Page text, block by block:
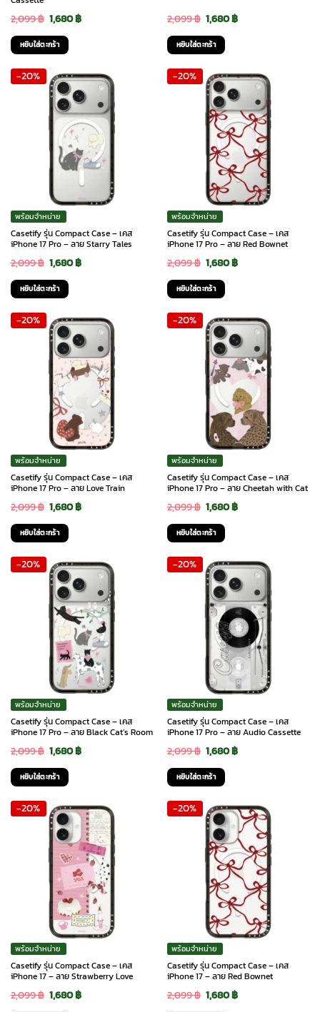
2,099฿ Original
price
was:
2,099 ฿.
1,680฿Current
1,680 ฿.
หยิบใส่ตะกร้า
2,099฿ Original
price
was:
2,099 ฿.
1,680฿Current
1,680 ฿.
หยิบใส่ตะกร้า
-20%
พร้อมจำหน่าย
Casetify รุ่น Compact Case – เคส
iPhone 17 Pro – ลาย Starry Tales
2,099฿ Original
price
was:
2,099 ฿.
1,680฿Current
1,680 ฿.
หยิบใส่ตะกร้า
-20%
พร้อมจำหน่าย
Casetify รุ่น Compact Case – เคส
iPhone 17 Pro – ลาย Red Bownet
2,099฿ Original
price
was:
2,099 ฿.
1,680฿Current
1,680 ฿.
หยิบใส่ตะกร้า
-20%
พร้อมจำหน่าย
Casetify รุ่น Compact Case – เคส
iPhone 17 Pro – ลาย Love Train
2,099฿ Original
price
was:
2,099 ฿.
1,680฿Current
1,680 ฿.
หยิบใส่ตะกร้า
-20%
พร้อมจำหน่าย
Casetify รุ่น Compact Case – เคส
iPhone 17 Pro – ลาย Cheetah with Cat
2,099฿ Original
price
was:
2,099 ฿.
1,680฿Current
1,680 ฿.
หยิบใส่ตะกร้า
-20%
พร้อมจำหน่าย
Casetify รุ่น Compact Case – เคส
iPhone 17 Pro – ลาย Black Cat’s Room
2,099฿ Original
price
was:
2,099 ฿.
1,680฿Current
1,680 ฿.
หยิบใส่ตะกร้า
-20%
พร้อมจำหน่าย
Casetify รุ่น Compact Case – เคส
iPhone 17 Pro – ลาย Audio Cassette
2,099฿ Original
price
was:
2,099 ฿.
1,680฿Current
1,680 ฿.
หยิบใส่ตะกร้า
-20%
พร้อมจำหน่าย
Casetify รุ่น Compact Case – เคส
iPhone 17 – ลาย Strawberry Love
2,099฿ Original
1,680฿Current
-20%
พร้อมจำหน่าย
Casetify รุ่น Compact Case – เคส
iPhone 17 – ลาย Red Bownet
2,099฿ Original
1,680฿Current